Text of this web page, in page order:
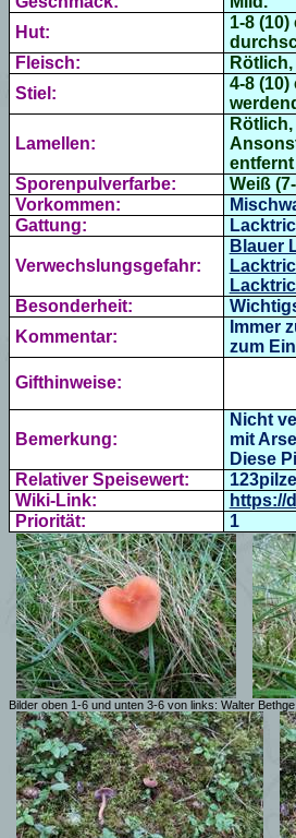
Hut:
1-8
Fleisch:
Stiel:
4-8
Lamellen:
Sporenpulverfarbe:
Weiß
Vorkommen:
Gattung:
Verwechslungsgefahr:
Blauer
Besonderheit:
Kommentar:
Immer
zum
Gifthinweise:
Bemerkung:
Nicht
mit
Diese
Relativer Speisewert:
Wiki-Link:
https://
Priorität:
1
Bilder oben 1-6 und unten 3-6 von links: Walter